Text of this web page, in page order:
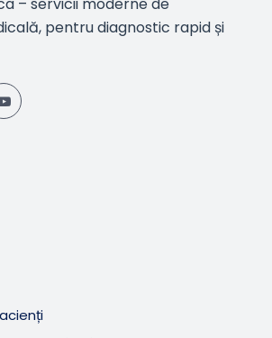
pentru diagnostic rapid și